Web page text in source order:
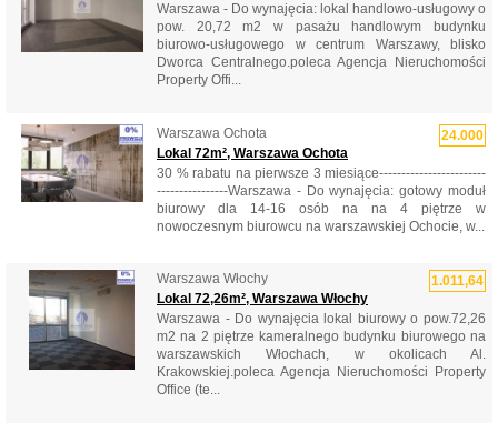
Warszawa - Do wynajęcia: lokal handlowo-usługowy o
pow. 20,72 m2 w pasażu handlowym budynku
biurowo-usługowego w centrum Warszawy, blisko
Dworca Centralnego.poleca Agencja Nieruchomości
Property Offi...
24.000
Warszawa Ochota
Lokal 72m², Warszawa Ochota
30 % rabatu na pierwsze 3 miesiące------------------------
----------------Warszawa - Do wynajęcia: gotowy moduł
biurowy dla 14-16 osób na na 4 piętrze w
nowoczesnym biurowcu na warszawskiej Ochocie, w...
1.011,64
Warszawa Włochy
Lokal 72,26m², Warszawa Włochy
Warszawa - Do wynajęcia lokal biurowy o pow.72,26
m2 na 2 piętrze kameralnego budynku biurowego na
warszawskich Włochach, w okolicach Al.
Krakowskiej.poleca Agencja Nieruchomości Property
Office (te...